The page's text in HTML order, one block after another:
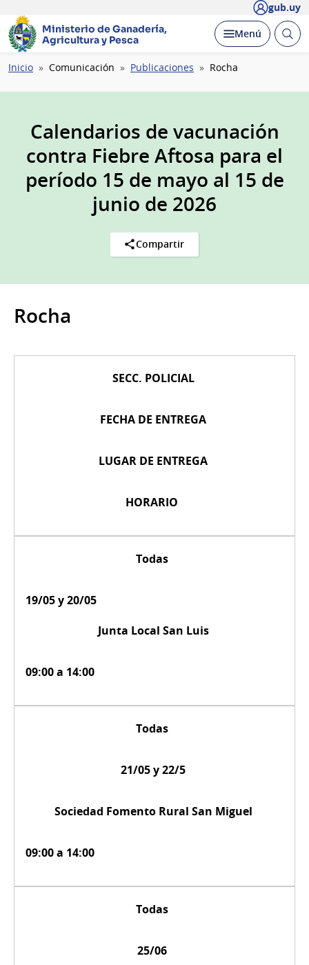
gub.uy
Ministerio de Ganadería,
Agricultura y Pesca
Desplegar
Menú Abrir
Ruta
navegación
Inicio Comunicación Publicaciones Rocha
Calendarios de vacunación
contra Fiebre Aftosa para el
período 15 de mayo al 15 de
junio de 2026
Compartir
Rocha
SECC. POLICIAL
FECHA DE ENTREGA
LUGAR DE ENTREGA
HORARIO
Todas
19/05 y 20/05
Junta Local San Luis
09:00 a 14:00
Todas
21/05 y 22/5
Sociedad Fomento Rural San Miguel
09:00 a 14:00
Todas
25/06